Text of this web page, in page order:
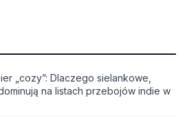
„cozy”: Dlaczego sielankowe,
na listach przebojów indie w